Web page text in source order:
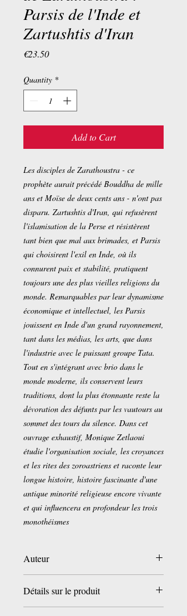
Parsis de l'Inde et
Zartushtis d'Iran
€23.50Price
Quantity *
Add to Cart
Les disciples de Zarathoustra - ce
prophète aurait précédé Bouddha de mille
ans et Moïse de deux cents ans - n'ont pas
disparu. Zartushtis d'Iran, qui refusèrent
l'islamisation de la Perse et résistèrent
tant bien que mal aux brimades, et Parsis
qui choisirent l'exil en Inde, où ils
connurent paix et stabilité, pratiquent
toujours une des plus vieilles religions du
monde. Remarquables par leur dynamisme
économique et intellectuel, les Parsis
jouissent en Inde d'un grand rayonnement,
tant dans les médias, les arts, que dans
l'industrie avec le puissant groupe Tata.
Tout en s'intégrant avec brio dans le
monde moderne, ils conservent leurs
traditions, dont la plus étonnante reste la
dévoration des défunts par les vautours au
sommet des tours du silence. Dans cet
ouvrage exhaustif, Monique Zetlaoui
étudie l'organisation sociale, les croyances
et les rites des zoroastriens et raconte leur
longue histoire, histoire fascinante d'une
antique minorité religieuse encore vivante
et qui influencera en profondeur les trois
monothéismes
Auteur
Détails sur le produit